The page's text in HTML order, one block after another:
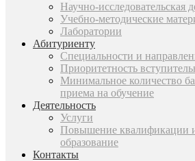
Научно-исследовательская
Учебно-методические
Лаборатории
Абитуриенту
Специальности и
Приоритетность
Минимальное количество
приема на обучение
Деятельность
Услуги
Повышение квалификации
образование
Контакты